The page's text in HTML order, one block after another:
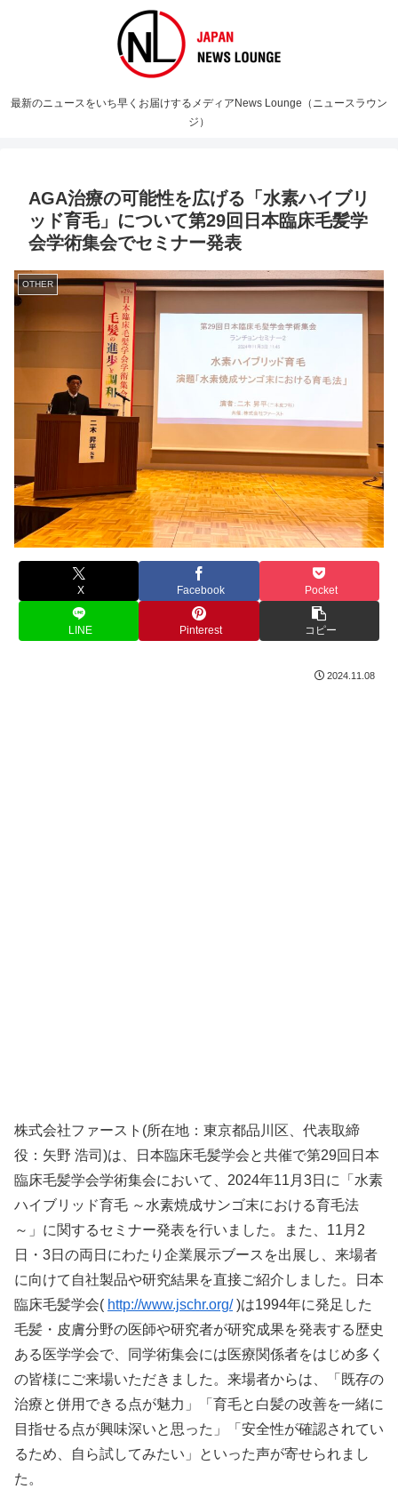
最新のニュースをいち早くお届けするメディアNews Lounge（ニュースラウン
ジ）
AGA治療の可能性を広げる「水素ハイブリ
ッド育毛」について第29回日本臨床毛髪学
会学術集会でセミナー発表
OTHER
X Facebook Pocket
LINE Pinterest コピー
2024.11.08
株式会社ファースト(所在地：東京都品川区、代表取締
役：矢野 浩司)は、日本臨床毛髪学会と共催で第29回日本
臨床毛髪学会学術集会において、2024年11月3日に「水素
ハイブリッド育毛 ～水素焼成サンゴ末における育毛法
～」に関するセミナー発表を行いました。また、11月2
日・3日の両日にわたり企業展示ブースを出展し、来場者
に向けて自社製品や研究結果を直接ご紹介しました。日本
臨床毛髪学会( http://www.jschr.org/)は1994年に発足した
毛髪・皮膚分野の医師や研究者が研究成果を発表する歴史
ある医学学会で、同学術集会には医療関係者をはじめ多く
の皆様にご来場いただきました。来場者からは、「既存の
治療と併用できる点が魅力」「育毛と白髪の改善を一緒に
目指せる点が興味深いと思った」「安全性が確認されてい
るため、自ら試してみたい」といった声が寄せられまし
た。